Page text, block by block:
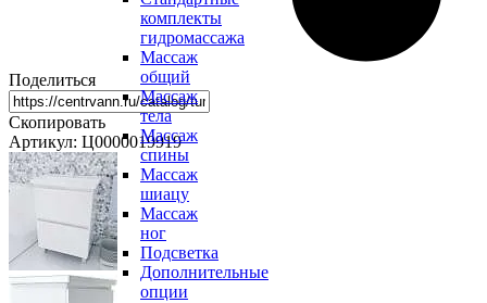
комплекты
гидромассажа
Массаж
общий
Массаж
тела
Массаж
спины
Массаж
шиацу
Массаж
ног
Подсветка
Дополнительные
опции
Поделиться
Скопировать
Артикул: Ц0000019919